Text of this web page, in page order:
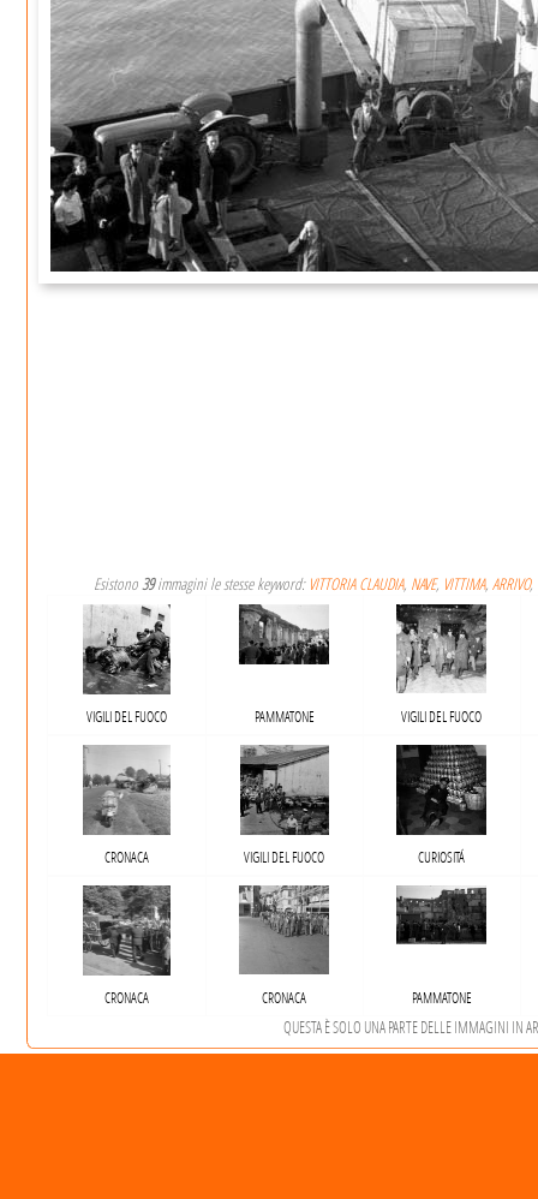
Esistono39immagini le stesse keyword: VITTORIA CLAUDIA, NAVE, VITTIMA,ARRIVO,
VIGILI DEL FUOCO PAMMATONE VIGILI DEL FUOCO
CRONACA VIGILI DEL FUOCO CURIOSITÁ
CRONACA CRONACA PAMMATONE
QUESTA È SOLO UNA PARTE DELLE IMMAGINI IN